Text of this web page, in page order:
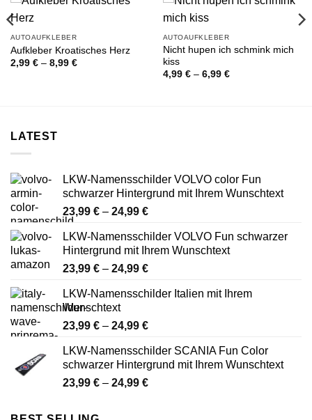
AUTOAUFKLEBER
Aufkleber Kroatisches Herz
2,99 € – 8,99 €Preisspanne:
AUTOAUFKLEBER
Nicht hupen ich schmink mich
kiss
4,99 € – 6,99 €Preisspanne:
LATEST
LKW-Namensschilder VOLVO color Fun
schwarzer Hintergrund mit Ihrem Wunschtext
23,99 € – 24,99 €Preisspanne:
bis
24,99 €
LKW-Namensschilder VOLVO Fun schwarzer
Hintergrund mit Ihrem Wunschtext
23,99 € – 24,99 €Preisspanne:
bis
LKW-Namensschilder Italien mit Ihrem
Wunschtext
23,99 € – 24,99 €Preisspanne:
bis
24,99 €
LKW-Namensschilder SCANIA Fun Color
schwarzer Hintergrund mit Ihrem Wunschtext
23,99 € – 24,99 €Preisspanne: